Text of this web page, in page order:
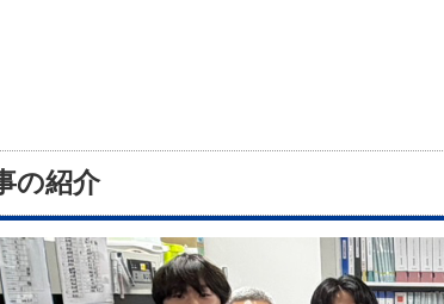
の紹介